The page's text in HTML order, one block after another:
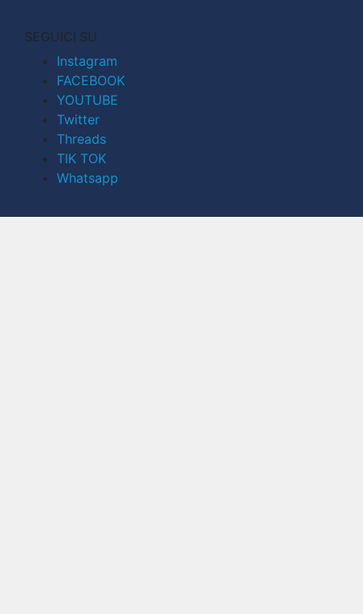
SEGUICI SU
Instagram
FACEBOOK
YOUTUBE
Twitter
Threads
TIK TOK
Whatsapp